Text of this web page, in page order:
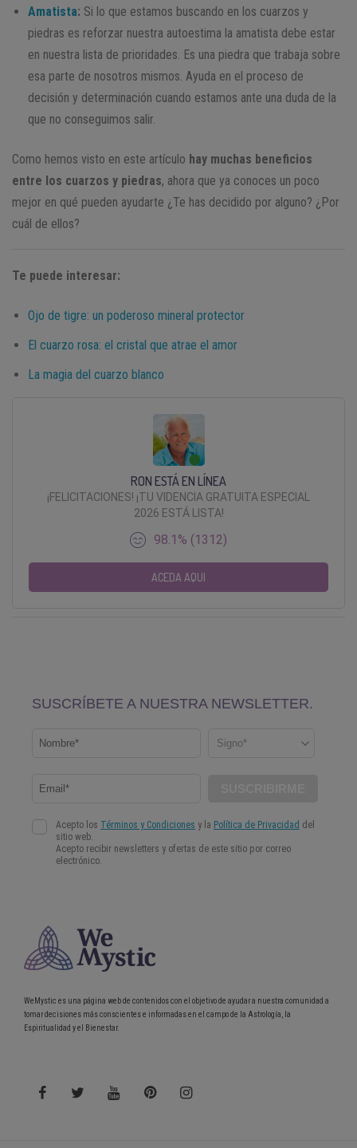
Amatista: Si lo que estamos buscando en los cuarzos y
piedras es reforzar nuestra autoestima la amatista debe estar
en nuestra lista de prioridades. Es una piedra que trabaja sobre
esa parte de nosotros mismos. Ayuda en el proceso de
decisión y determinación cuando estamos ante una duda de la
que no conseguimos salir.
Como hemos visto en este artículo hay muchas beneficios
entre los cuarzos y piedras, ahora que ya conoces un poco
mejor en qué pueden ayudarte ¿Te has decidido por alguno? ¿Por
cuál de ellos?
Te puede interesar:
Ojo de tigre: un poderoso mineral protector
El cuarzo rosa: el cristal que atrae el amor
La magia del cuarzo blanco
RON ESTÁ EN LÍNEA
¡FELICITACIONES! ¡TU VIDENCIA GRATUITA ESPECIAL
2026 ESTÁ LISTA!
98.1% (1312)
ACEDA AQUI
WeMystic es una página web de contenidos con el objetivo de ayudar a nuestra comunidad a
tomar decisiones más conscientes e informadas en el campo de la Astrología, la
Espiritualidad y el Bienestar.